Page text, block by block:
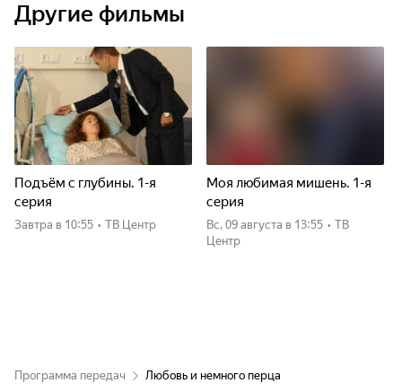
Другие фильмы
Подъём с глубины. 1-я
серия
Завтра в 10:55 • ТВ Центр
Моя любимая мишень. 1-я
серия
вс, 09 августа в 13:55 • ТВ
Центр
Программа передач Любовь и немного перца